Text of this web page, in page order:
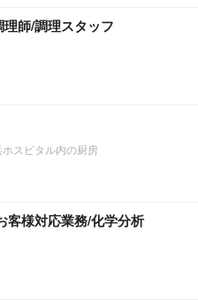
師/調理スタッフ
スピタル内の厨房
客様対応業務/化学分析